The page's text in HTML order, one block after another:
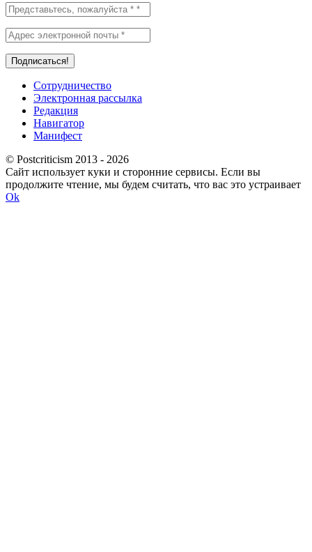
Сотрудничество
Электронная рассылка
Редакция
Навигатор
Манифест
© Postcriticism 2013 - 2026
Сайт использует куки и сторонние сервисы. Если вы
продолжите чтение, мы будем считать, что вас это устраивает
Ok